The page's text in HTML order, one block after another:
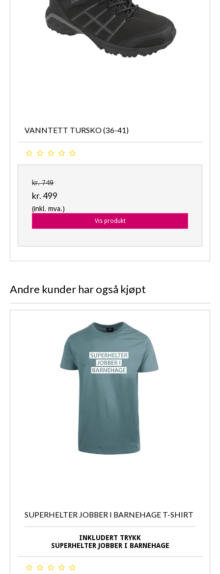
VANNTETT TURSKO (36-41)
kr. 749
kr. 499
(inkl. mva.)
Vis produkt
Andre kunder har også kjøpt
SUPERHELTER JOBBER I BARNEHAGE T-SHIRT
INKLUDERT TRYKK
SUPERHELTER JOBBER I BARNEHAGE